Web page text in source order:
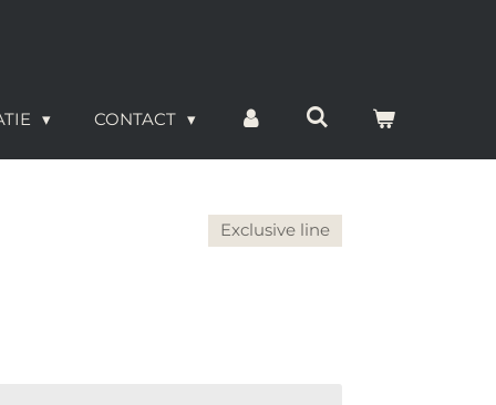
CONTACT
Exclusive line